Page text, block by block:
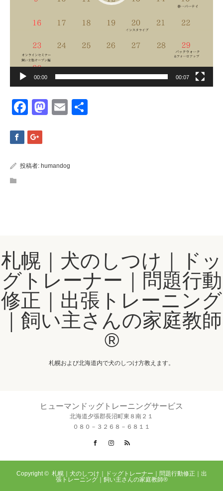
00:00 00:07
Facebook
Mastodon
Email
投稿者: humandog
札幌｜犬のしつけ｜ドッ
グトレーナー｜問題行動
修正｜出張トレーニング
｜飼い主さんの家庭教師
®️
札幌および北海道内で犬のしつけ方教えます。
ヒューマンドッグトレーニングサービス
北海道夕張郡長沼町東８南２１
０８０－３２６８－６８１１
FacebookInstagram
Copyright © 札幌｜犬のしつけ｜ドッグトレーナー｜問題行動修正｜出
張トレーニング｜飼い主さんの家庭教師®️